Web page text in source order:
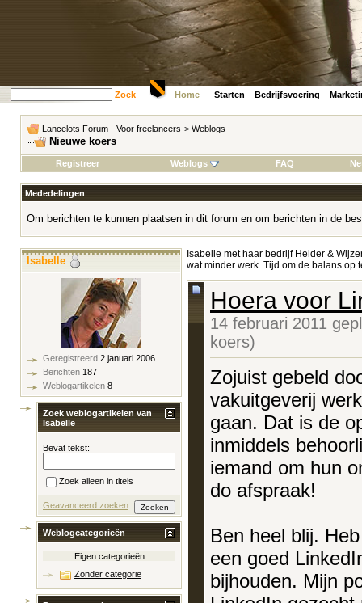
Zoek Home Starten Bedrijfsvoering
Lancelots Forum - Voor freelancers > Weblogs
Nieuwe koers
Registreer Weblogs FAQ
Mededelingen
Om berichten te kunnen plaatsen in dit forum en om berichten in de
Isabelle met haar bedrijf Helder &
wat minder werk. Tijd om de balans op
Hoera voor
14 februari 2011
koers)
Zojuist gebeld
vakuitgeverij
gaan. Dat is de
inmiddels
iemand om hun
do afspraak!
Ben heel blij.
een goed
bijhouden. Mijn
Isabelle
Geregistreerd 2 januari 2006
Berichten 187
Weblogartikelen 8
Zoek weblogartikelen van
Isabelle
Bevat tekst:
Zoek alleen in titels
Geavanceerd zoeken
Weblogcategorieën
Eigen categorieën
Zonder categorie